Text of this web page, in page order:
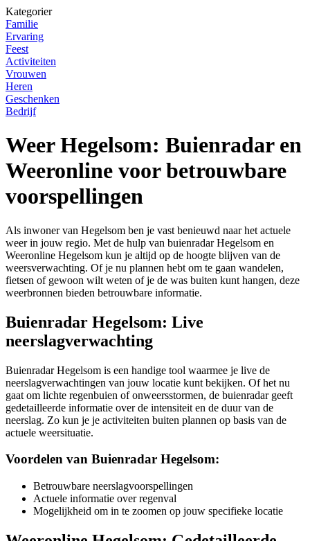
Kategorier
Familie
Ervaring
Feest
Activiteiten
Vrouwen
Heren
Geschenken
Bedrijf
Weer Hegelsom: Buienradar en
Weeronline voor betrouwbare
voorspellingen
Als inwoner van Hegelsom ben je vast benieuwd naar het actuele
weer in jouw regio. Met de hulp van buienradar Hegelsom en
Weeronline Hegelsom kun je altijd op de hoogte blijven van de
weersverwachting. Of je nu plannen hebt om te gaan wandelen,
fietsen of gewoon wilt weten of je de was buiten kunt hangen, deze
weerbronnen bieden betrouwbare informatie.
Buienradar Hegelsom: Live
neerslagverwachting
Buienradar Hegelsom is een handige tool waarmee je live de
neerslagverwachtingen van jouw locatie kunt bekijken. Of het nu
gaat om lichte regenbuien of onweersstormen, de buienradar geeft
gedetailleerde informatie over de intensiteit en de duur van de
neerslag. Zo kun je je activiteiten buiten plannen op basis van de
actuele weersituatie.
Voordelen van Buienradar Hegelsom:
Betrouwbare neerslagvoorspellingen
Actuele informatie over regenval
Mogelijkheid om in te zoomen op jouw specifieke locatie